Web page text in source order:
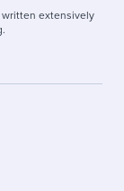
written extensively